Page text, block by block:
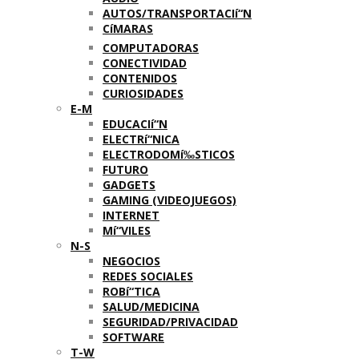
AUTOS/TRANSPORTACIí“N
CíMARAS
COMPUTADORAS
CONECTIVIDAD
CONTENIDOS
CURIOSIDADES
E-M
EDUCACIí“N
ELECTRí“NICA
ELECTRODOMí‰STICOS
FUTURO
GADGETS
GAMING (VIDEOJUEGOS)
INTERNET
Mí“VILES
N-S
NEGOCIOS
REDES SOCIALES
ROBí“TICA
SALUD/MEDICINA
SEGURIDAD/PRIVACIDAD
SOFTWARE
T-W